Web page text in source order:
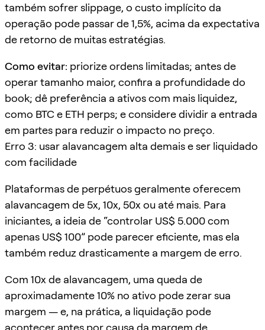
também sofrer slippage, o custo implícito da
operação pode passar de 1,5%, acima da expectativa
de retorno de muitas estratégias.
Como evitar: priorize ordens limitadas; antes de
operar tamanho maior, confira a profundidade do
book; dê preferência a ativos com mais liquidez,
como BTC e ETH perps; e considere dividir a entrada
em partes para reduzir o impacto no preço.
Erro 3: usar alavancagem alta demais e ser liquidado
com facilidade
Plataformas de perpétuos geralmente oferecem
alavancagem de 5x, 10x, 50x ou até mais. Para
iniciantes, a ideia de “controlar US$ 5.000 com
apenas US$ 100” pode parecer eficiente, mas ela
também reduz drasticamente a margem de erro.
Com 10x de alavancagem, uma queda de
aproximadamente 10% no ativo pode zerar sua
margem — e, na prática, a liquidação pode
acontecer antes por causa da margem de